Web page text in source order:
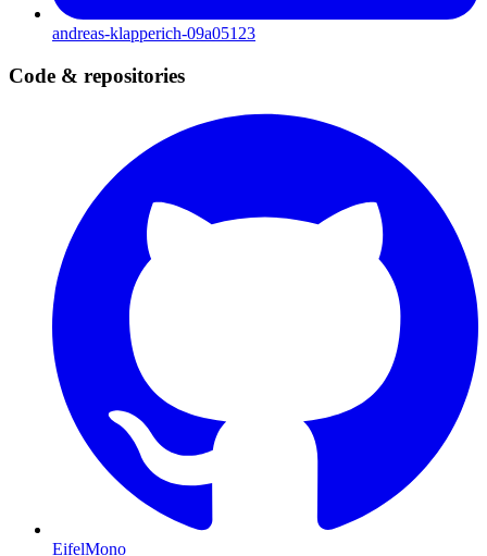
andreas-klapperich-09a05123
Code & repositories
EifelMono